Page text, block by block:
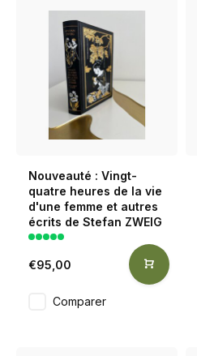
Nouveauté : Vingt-
quatre heures de la vie
d'une femme et autres
écrits de Stefan ZWEIG
€95,00
Comparer